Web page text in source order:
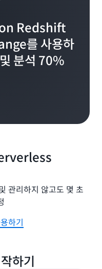
Redshift
를 사용하
분석 70%
관리하지 않고도 몇 초
하기
하기